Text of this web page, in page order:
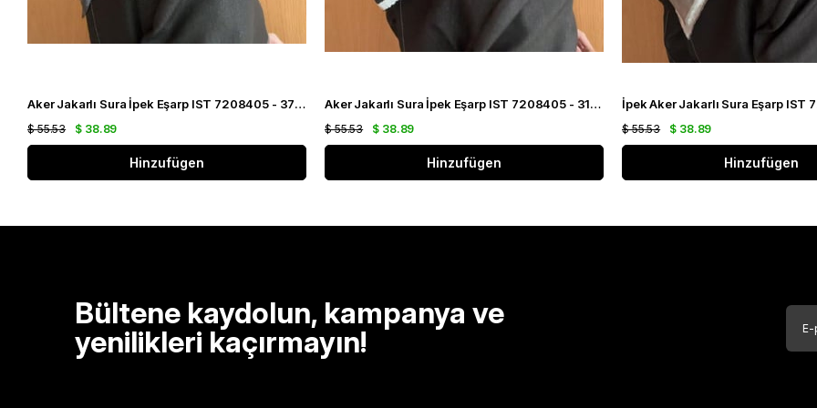
Aker Jakarlı Sura İpek Eşarp IST 7208405 - 372 Koyu Gri Gümüş Simli Desen
$ 38.89
$ 55.53
Hinzufügen
Aker Jakarlı Sura İpek Eşarp IST 7208405 - 312 Siyah Gümüş Simli Desen
$ 38.89
$ 55.53
Hinzufügen
$ 38.89
$ 55.53
Hinzufügen
Bültene kaydolun, kampanya ve
yenilikleri kaçırmayın!